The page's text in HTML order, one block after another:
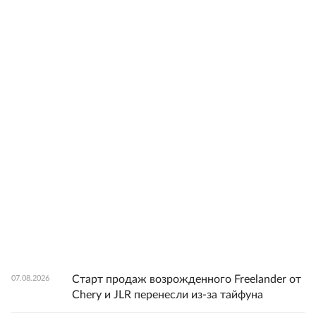
07.08.2026
Старт продаж возрожденного Freelander от
Chery и JLR перенесли из-за тайфуна